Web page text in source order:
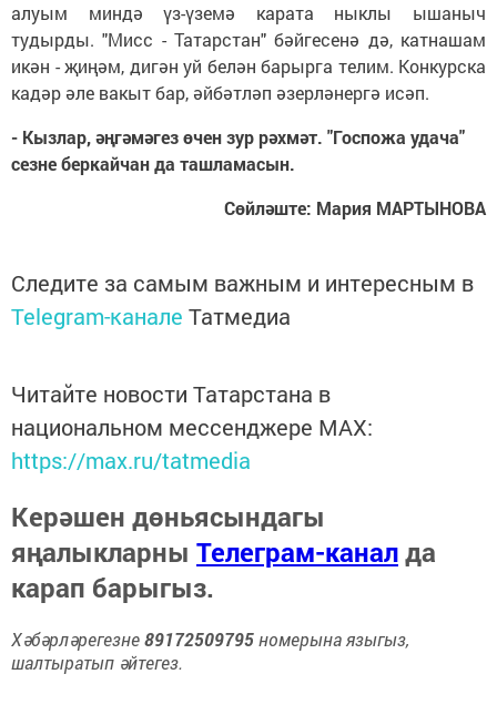
алуым миндә үз-үземә карата ныклы ышаныч
тудырды. "Мисс - Татарстан" бәйгесенә дә, катнашам
икән - җиңәм, дигән уй белән барырга телим. Конкурска
кадәр әле вакыт бар, әйбәтләп әзерләнергә исәп.
- Кызлар, әңгәмәгез өчен зур рәхмәт. "Госпожа удача"
сезне беркайчан да ташламасын.
Сөйләште: Мария МАРТЫНОВА
Следите за самым важным и интересным в
Telegram-канале Татмедиа
Читайте новости Татарстана в
национальном мессенджере MАХ:
https://max.ru/tatmedia
Керәшен дөньясындагы
яңалыкларны Телеграм-каналда
карап барыгыз.
Хәбәрләрегезне89172509795номерына языгыз,
шалтыратып әйтегез.